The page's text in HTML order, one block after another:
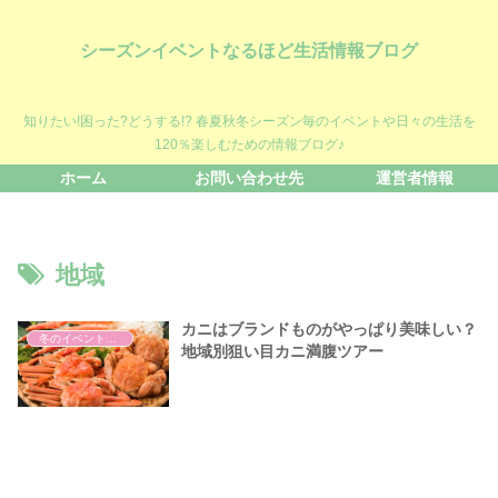
シーズンイベントなるほど生活情報ブログ
知りたい!困った?どうする!? 春夏秋冬シーズン毎のイベントや日々の生活を
120％楽しむための情報ブログ♪
ホーム お問い合わせ先 運営者情報
地域
冬のイベント・話題
カニはブランドものがやっぱり美味しい？
地域別狙い目カニ満腹ツアー